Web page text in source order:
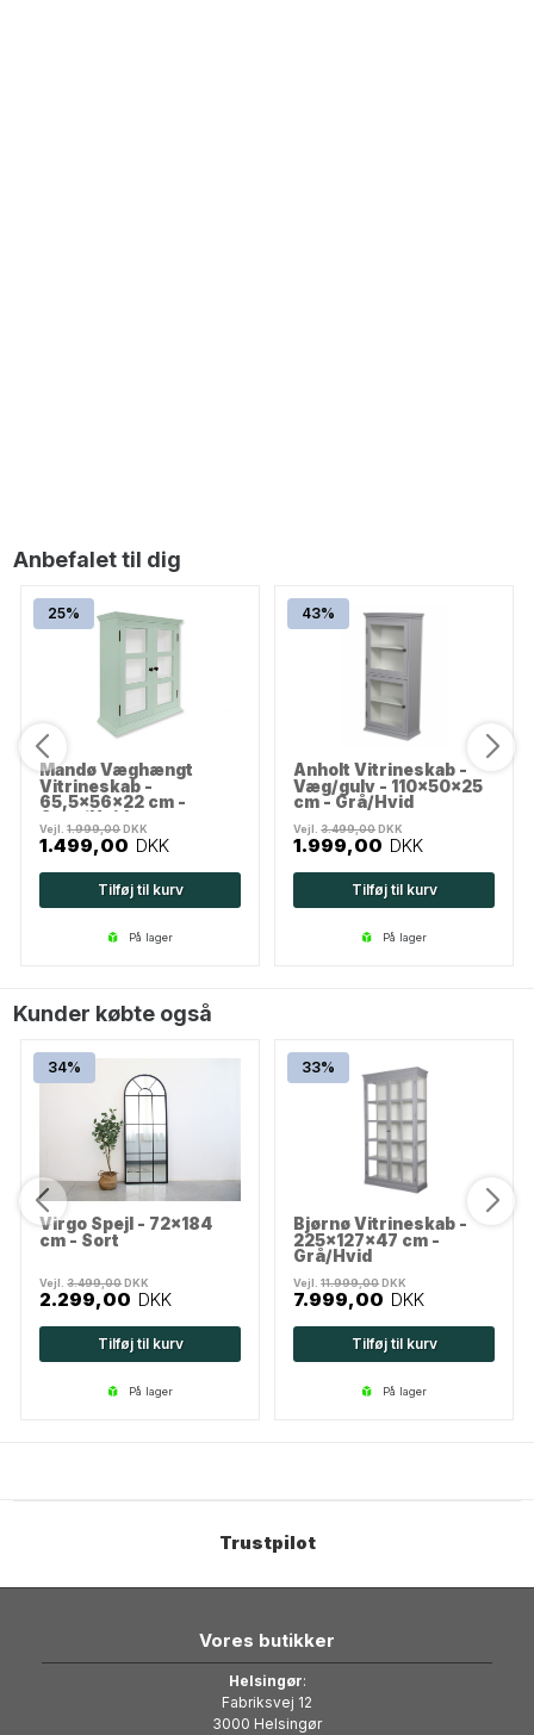
Anbefalet til dig
25%
Mandø Væghængt
Vitrineskab -
65,5x56x22 cm -
Grøn/Hvid
Vejl.1.999,00DKK
1.499,00 DKK
Tilføj til kurv
på lager
43%
Anholt Vitrineskab -
Væg/gulv - 110x50x25
cm - Grå/Hvid
Vejl.3.499,00DKK
1.999,00 DKK
Tilføj til kurv
på lager
Kunder købte også
34%
Virgo Spejl - 72x184
cm - Sort
Vejl.3.499,00DKK
2.299,00 DKK
Tilføj til kurv
på lager
33%
Bjørnø Vitrineskab -
225x127x47 cm -
Grå/Hvid
Vejl.11.999,00DKK
7.999,00 DKK
Tilføj til kurv
på lager
Trustpilot
Vores butikker
Helsingør:
Fabriksvej 12
3000 Helsingør